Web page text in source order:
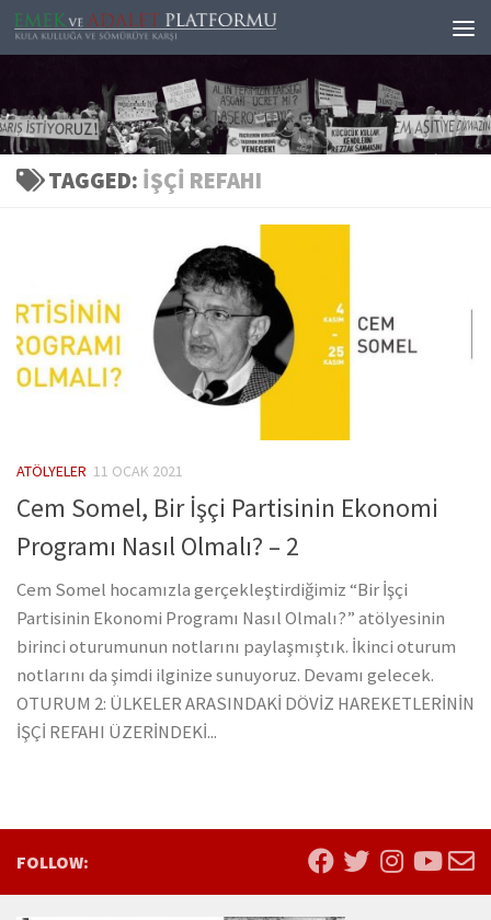
Skip to content
TAGGED: IŞÇI REFAHI
ATÖLYELER 11 OCAK 2021
Cem Somel, Bir İşçi Partisinin Ekonomi
Programı Nasıl Olmalı? – 2
Cem Somel hocamızla gerçekleştirdiğimiz “Bir İşçi
Partisinin Ekonomi Programı Nasıl Olmalı?” atölyesinin
birinci oturumunun notlarını paylaşmıştık. İkinci oturum
notlarını da şimdi ilginize sunuyoruz. Devamı gelecek.
OTURUM 2: ÜLKELER ARASINDAKİ DÖVİZ HAREKETLERİNİN
İŞÇİ REFAHI ÜZERİNDEKİ...
FOLLOW: